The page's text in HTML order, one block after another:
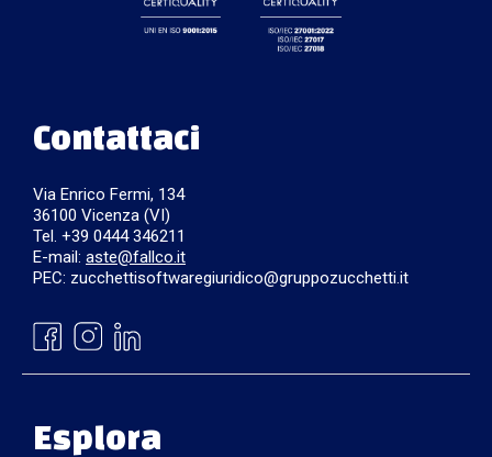
Contattaci
Via Enrico Fermi, 134
36100 Vicenza (VI)
Tel. +39 0444 346211
E-mail: aste@fallco.it
PEC: zucchettisoftwaregiuridico@gruppozucchetti.it
Esplora